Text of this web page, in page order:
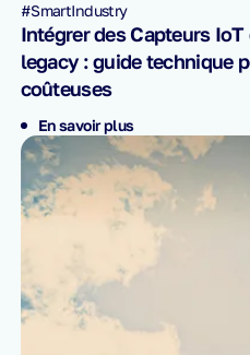
Intégrer des Capteurs
legacy : guide technique
coûteuses
#SmartIndustry
En savoir plus